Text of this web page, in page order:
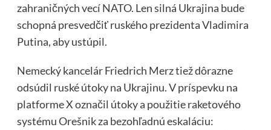
zahraničných vecí NATO. Len silná Ukrajina bude
schopná presvedčiť ruského prezidenta Vladimira
Putina, aby ustúpil.
Nemecký kancelár Friedrich Merz tiež dôrazne
odsúdil ruské útoky na Ukrajinu. V príspevku na
platforme X označil útoky a použitie raketového
systému Orešnik za bezohľadnú eskaláciu: